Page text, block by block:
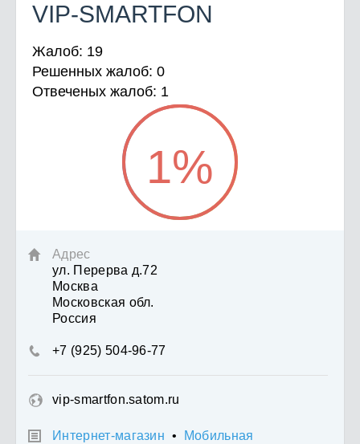
VIP-SMARTFON
Жалоб: 19
Решенных жалоб: 0
Отвеченых жалоб: 1
1%

Адрес
ул. Перерва д.72
Москва
Московская обл.
Россия
 +7 (925) 504-96-77
vip-smartfon.satom.ru
 Интернет-магазин •
Мобильная